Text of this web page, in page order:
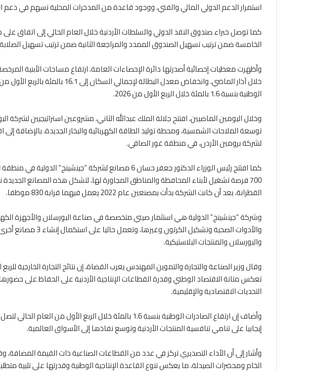
استمرار الدعم الدولي المالي والفني، ووجود قاعدة من المدخرات المحلية تسهم في دعم
كما توصل خبراء صندوق النقد الدولي والسلطات الأردنية خلال العام الحالي إلى اتفاق
الخامسة ضمن ترتيب تسهيل الصندوق الممدد والمراجعة الثانية ضمن ترتيب تسهيل
خلال آذار الماضي، وانخفاض معدل البطالة
الوطنية بنسبة 1.6 بالمئة خلال الربع الأول من 2026.
وخلال اليومين الماضيين، افتتح جلالة الملك عبدالله الثاني، مشروعين استراتيجيين لشركة
توسعة الملاحات الشمسية، ومحطة توليد الطاقة الكهربائية والبخار الجديدة، بالإضافة إلى
لشركة برومين الأردن، في منطقة غور الصافي.
كما افتتح رئيس الوزراء الدكتور جعفر حسان 6 مصانع لشركة
700 فرصة تشغيل لأبناء المحافظة والمناطق المجاورة لها، لتشكل هذه المصانع
القطرانة، بعد أن كانت الشركة بدأت بمصنعين عام 2022 يعمل فيهما قرابة 830 موظفا.
وشركة “جينشينج” الدولية هي استثمار صيني متخصصة في صناعة البورسلان والأجهزة
والأدوات الصحية وتشكيل
والبورسلان والمنتجات البلاستيكية.
تعكس متانة الاقتصاد الوطني وقدرة القطاعات الإنتاجية الأردنية على الحفاظ على
التحديات الاقتصادية والإقليمية.
إيجابيا على تنامي تنافسية المنتجات الأردنية وتوسع نفاذها إلى الأسواق العالمية.
وأشار إلى أن الأداء التصديري تركز في عدد من القطاعات الصناعية ذات القيمة
الخام ومحضرات الصيدلة، ما يعكس تنوع القاعدة الإنتاجية الوطنية وقدرتها على تلبية